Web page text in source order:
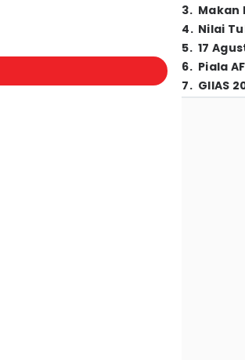
3. Makan
4. Nilai
5. 17
6. Piala
7. GIIAS